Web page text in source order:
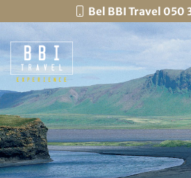
Bel BBI Travel 050